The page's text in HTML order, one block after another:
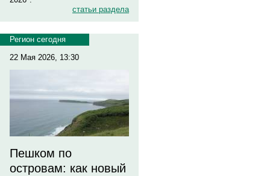
статьи раздела
Регион сегодня
22 Мая 2026, 13:30
Пешком по
островам: как новый